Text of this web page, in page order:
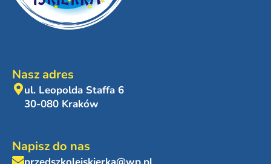
Nasz adres
ul. Leopolda Staffa 6
30-080 Kraków
Napisz do nas